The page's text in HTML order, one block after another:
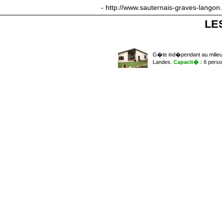
- http://www.sauternais-graves-
G�te ind�pendant au
Landes. Capacit� : 6